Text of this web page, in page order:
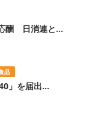
酬 日消連と...
品
」を届出...